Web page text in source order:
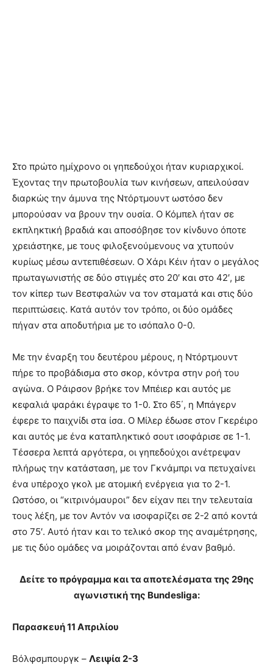
Στο πρώτο ημίχρονο οι γηπεδούχοι ήταν κυριαρχικοί.
Έχοντας την πρωτοβουλία των κινήσεων, απειλούσαν
διαρκώς την άμυνα της Ντόρτμουντ ωστόσο δεν
μπορούσαν να βρουν την ουσία. Ο Κόμπελ ήταν σε
εκπληκτική βραδιά και αποσόβησε τον κίνδυνο όποτε
χρειάστηκε, με τους φιλοξενούμενους να χτυπούν
κυρίως μέσω αντεπιθέσεων. Ο Χάρι Κέιν ήταν ο μεγάλος
πρωταγωνιστής σε δύο στιγμές στο 20′ και στο 42′, με
τον κίπερ των Βεστφαλών να τον σταματά και στις δύο
περιπτώσεις. Κατά αυτόν τον τρόπο, οι δύο ομάδες
πήγαν στα αποδυτήρια με το ισόπαλο 0-0.
Με την έναρξη του δευτέρου μέρους, η Ντόρτμουντ
πήρε το προβάδισμα στο σκορ, κόντρα στην ροή του
αγώνα. Ο Ράιρσον βρήκε τον Μπέιερ και αυτός με
κεφαλιά ψαράκι έγραψε το 1-0. Στο 65΄, η Μπάγερν
έφερε το παιχνίδι στα ίσα. Ο Μίλερ έδωσε στον Γκερέιρο
και αυτός με ένα καταπληκτικό σουτ ισοφάρισε σε 1-1.
Τέσσερα λεπτά αργότερα, οι γηπεδούχοι ανέτρεψαν
πλήρως την κατάσταση, με τον Γκνάμπρι να πετυχαίνει
ένα υπέροχο γκολ με ατομική ενέργεια για το 2-1.
Ωστόσο, οι “κιτρινόμαυροι” δεν είχαν πει την τελευταία
τους λέξη, με τον Αντόν να ισοφαρίζει σε 2-2 από κοντά
στο 75′. Αυτό ήταν και το τελικό σκορ της αναμέτρησης,
με τις δύο ομάδες να μοιράζονται από έναν βαθμό.
Δείτε το πρόγραμμα και τα αποτελέσματα της 29ης
αγωνιστική της Bundesliga:
Παρασκευή 11 Απριλίου
Βόλφσμπουργκ – Λειψία 2-3